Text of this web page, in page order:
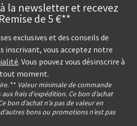
la newsletter et recevez
de 5 €**
exclusives et des conseils de
inscrivant, vous acceptez notre
. Vous pouvez vous désinscrire à
tout moment.
** Valeur minimale de commande
frais d'expédition. Ce bon d’achat
bon d’achat n’a pas de valeur en
bons ou promotions n’est pas